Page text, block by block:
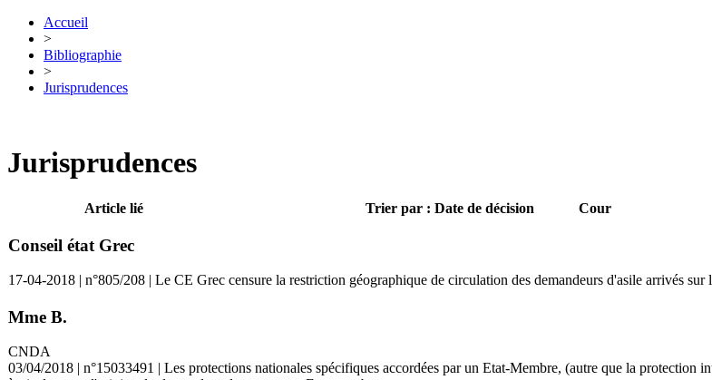
Accueil
>
Bibliographie
>
Jurisprudences
Jurisprudences
Article lié Trier par : Date de décision Cour
Conseil état Grec
17-04-2018 | n°805/208 | Le CE Grec censure la restriction géographique de circulation des demandeurs d'asile arrivés sur
Mme B.
CNDA
03/04/2018 | n°15033491 | Les protections nationales spécifiques accordées par un Etat-Membre, (autre que la protection